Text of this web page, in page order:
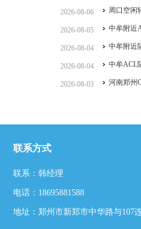
2026-08-06 周口空闲
2026-08-05 中牟附近
2026-08-04 中牟附近
2026-08-04 中牟ACL
2026-08-03 河南郑州
联系方式
联系：韩经理
电话：18695881588
地址：郑州市新郑市中华路与107